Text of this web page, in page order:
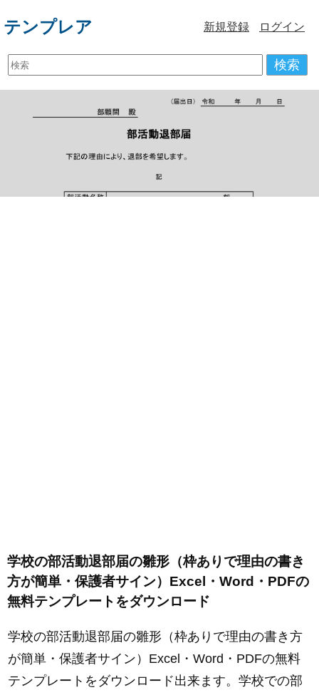
テンプレア 新規登録 ログイン
検索
学校の部活動退部届の雛形（枠ありで理由の書き
方が簡単・保護者サイン）Excel・Word・PDFの
無料テンプレートをダウンロード
学校の部活動退部届の雛形（枠ありで理由の書き方
が簡単・保護者サイン）Excel・Word・PDFの無料
テンプレートをダウンロード出来ます。学校での部